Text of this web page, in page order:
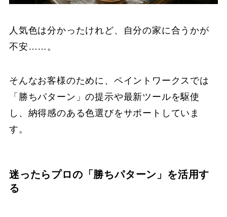
人気色は分かったけれど、自分の家に合うかが
不安……。
そんなお客様のために、ペイントワークスでは
「勝ちパターン」の提示や最新ツールを駆使
し、納得感のある色選びをサポートしていま
す。
迷ったらプロの「勝ちパターン」を活用す
る